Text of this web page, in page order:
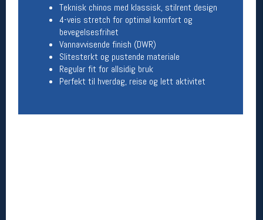
Teknisk chinos med klassisk, stilrent design
4-veis stretch for optimal komfort og
bevegelsesfrihet
Vannavvisende finish (DWR)
Slitesterkt og pustende materiale
Regular fit for allsidig bruk
Perfekt til hverdag, reise og lett aktivitet
Personsvernerklæring
Informasjonskapsler
Bærekraft
Org. nr: 976754360
Ledige stillinger